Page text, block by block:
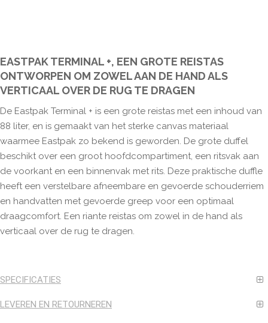
EASTPAK TERMINAL +, EEN GROTE REISTAS
ONTWORPEN OM ZOWEL AAN DE HAND ALS
VERTICAAL OVER DE RUG TE DRAGEN
De Eastpak Terminal + is een grote reistas met een inhoud van
88 liter, en is gemaakt van het sterke canvas materiaal
waarmee Eastpak zo bekend is geworden. De grote duffel
beschikt over een groot hoofdcompartiment, een ritsvak aan
de voorkant en een binnenvak met rits. Deze praktische duffle
heeft een verstelbare afneembare en gevoerde schouderriem
en handvatten met gevoerde greep voor een optimaal
draagcomfort. Een riante reistas om zowel in de hand als
verticaal over de rug te dragen.
SPECIFICATIES
LEVEREN EN RETOURNEREN